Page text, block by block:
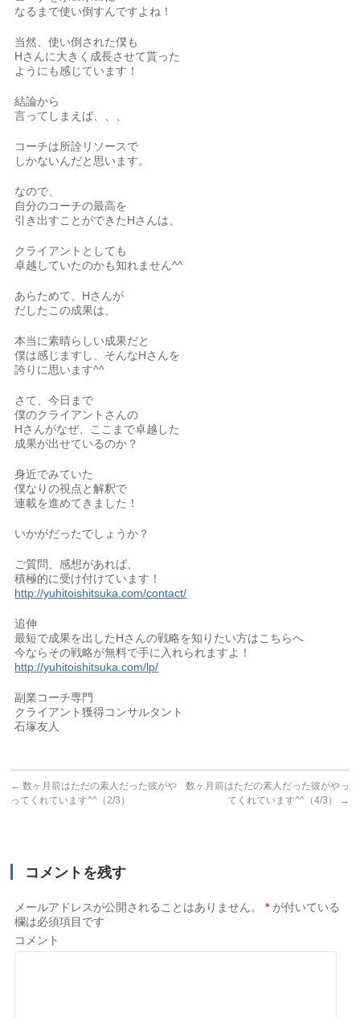
なるまで使い倒すんですよね！
当然、使い倒された僕も
Hさんに大きく成長させて貰った
ようにも感じています！
結論から
言ってしまえば、、、
コーチは所詮リソースで
しかないんだと思います。
なので、
自分のコーチの最高を
引き出すことができたHさんは、
クライアントとしても
卓越していたのかも知れません^^
あらためて、Hさんが
だしたこの成果は、
本当に素晴らしい成果だと
僕は感じますし、そんなHさんを
誇りに思います^^
さて、今日まで
僕のクライアントさんの
Hさんがなぜ、ここまで卓越した
成果が出せているのか？
身近でみていた
僕なりの視点と解釈で
連載を進めてきました！
いかがだったでしょうか？
ご質問、感想があれば、
積極的に受け付けています！
http://yuhitoishitsuka.com/contact/
追伸
最短で成果を出したHさんの戦略を知りたい方はこちらへ
今ならその戦略が無料で手に入れられますよ！
http://yuhitoishitsuka.com/lp/
副業コーチ専門
クライアント獲得コンサルタント
石塚友人
← 数ヶ月前はただの素人だった彼がや
ってくれています^^（2/3）
数ヶ月前はただの素人だった彼がやっ
てくれています^^（4/3）
→
コメントを残す
メールアドレスが公開されることはありません。 * が付いている
欄は必須項目です
コメント